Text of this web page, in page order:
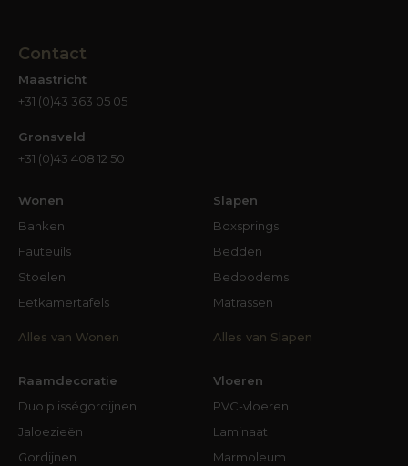
Contact
Maastricht
+31 (0)43 363 05 05
Gronsveld
+31 (0)43 408 12 50
Wonen
Banken
Fauteuils
Stoelen
Eetkamertafels
Alles van Wonen
Slapen
Boxsprings
Bedden
Bedbodems
Matrassen
Alles van Slapen
Raamdecoratie
Duo plisségordijnen
Jaloezieën
Gordijnen
Vloeren
PVC-vloeren
Laminaat
Marmoleum